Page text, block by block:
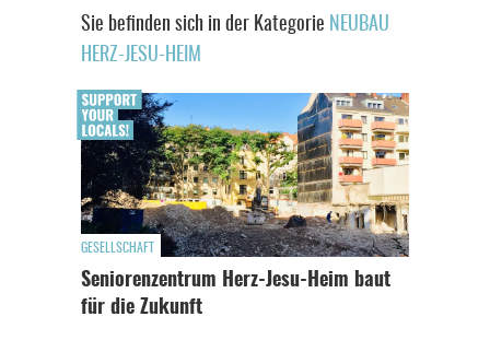
Sie befinden sich in der Kategorie NEUBAU
HERZ-JESU-HEIM
GESELLSCHAFT
Seniorenzentrum Herz-Jesu-Heim baut
für die Zukunft